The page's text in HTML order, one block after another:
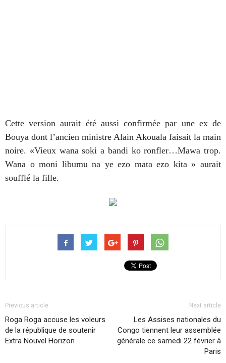
Cette version aurait été aussi confirmée par une ex de
Bouya dont l’ancien ministre Alain Akouala faisait la main
noire. «Vieux wana soki a bandi ko ronfler…Mawa trop.
Wana o moni libumu na ye ezo mata ezo kita » aurait
soufflé la fille.
Previous article
Roga Roga accuse les voleurs
de la république de soutenir
Extra Nouvel Horizon
Next article
Les Assises nationales du
Congo tiennent leur assemblée
générale ce samedi 22 février à
Paris